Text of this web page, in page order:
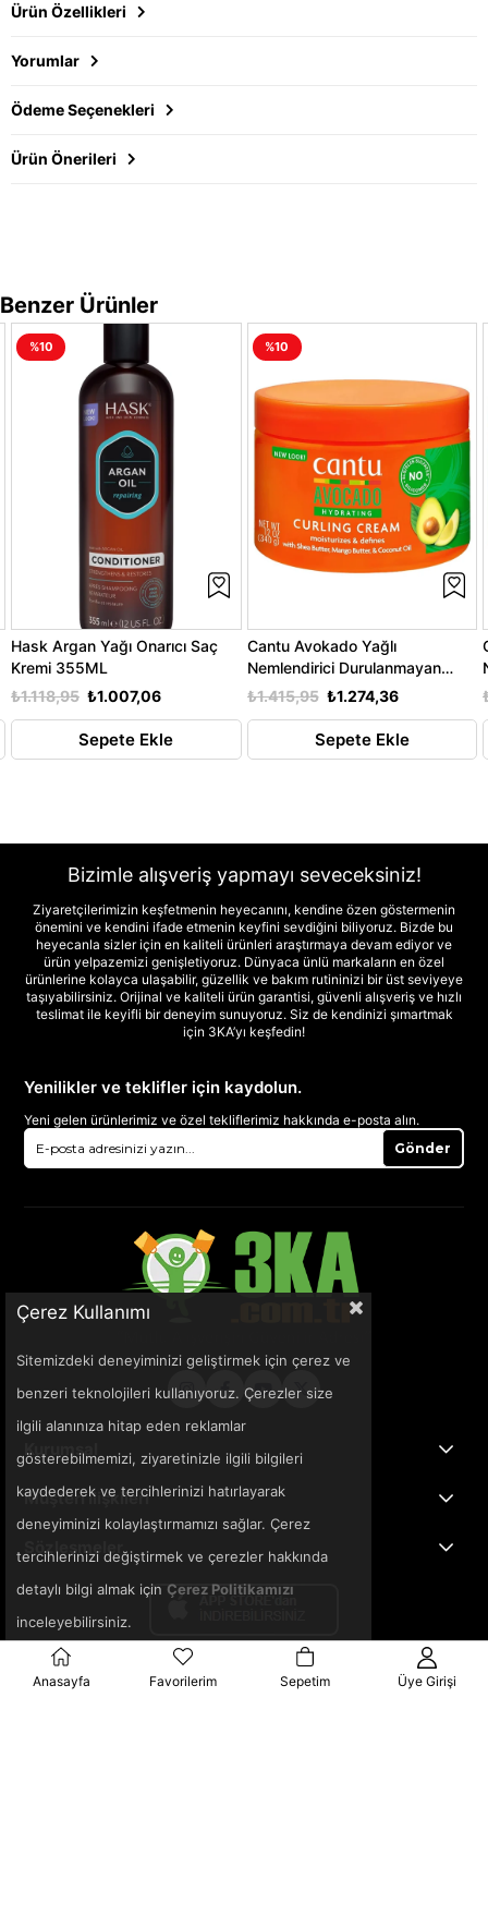
Ürün Özellikleri
Yorumlar
Ödeme Seçenekleri
Ürün Önerileri
Benzer Ürünler
Hask Argan Yağı Onarıcı Saç
Kremi 355ML
₺1.007,06
₺1.118,95
Sepete Ekle
%10
Cantu Avokado Yağlı
Nemlendirici Durulanmayan
Bukle Kremi 340GR
₺1.274,36
₺1.415,95
Sepete Ekle
%10
Bizimle alışveriş yapmayı seveceksiniz!
Ziyaretçilerimizin keşfetmenin heyecanını, kendine özen göstermenin
önemini ve kendini ifade etmenin keyfini sevdiğini biliyoruz. Bizde bu
heyecanla sizler için en kaliteli ürünleri araştırmaya devam ediyor ve
ürün yelpazemizi genişletiyoruz. Dünyaca ünlü markaların en özel
ürünlerine kolayca ulaşabilir, güzellik ve bakım rutininizi bir üst seviyeye
taşıyabilirsiniz. Orijinal ve kaliteli ürün garantisi, güvenli alışveriş ve hızlı
teslimat ile keyifli bir deneyim sunuyoruz. Siz de kendinizi şımartmak
için 3KA’yı keşfedin!
Yenilikler ve teklifler için kaydolun.
Yeni gelen ürünlerimiz ve özel tekliflerimiz hakkında e-posta alın.
Gönder
Kurumsal
Müşteri İlişkileri
Sözleşmeler
Çerez Kullanımı
Sitemizdeki deneyiminizi geliştirmek için çerez ve
benzeri teknolojileri kullanıyoruz. Çerezler size
ilgili alanınıza hitap eden reklamlar
gösterebilmemizi, ziyaretinizle ilgili bilgileri
kaydederek ve tercihlerinizi hatırlayarak
deneyiminizi kolaylaştırmamızı sağlar. Çerez
tercihlerinizi değiştirmek ve çerezler hakkında
detaylı bilgi almak için Çerez Politikamızı
inceleyebilirsiniz.
Anasayfa Favorilerim Sepetim Üye Girişi